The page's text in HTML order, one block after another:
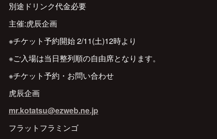
別途ドリンク代金必要
主催:虎辰企画
※チケット予約開始 2/11(土)12時より
※ご入場は当日整列順の自由席となります。
※チケット予約・お問い合わせ
虎辰企画
mr.kotatsu@ezweb.ne.jp
フラットフラミンゴ